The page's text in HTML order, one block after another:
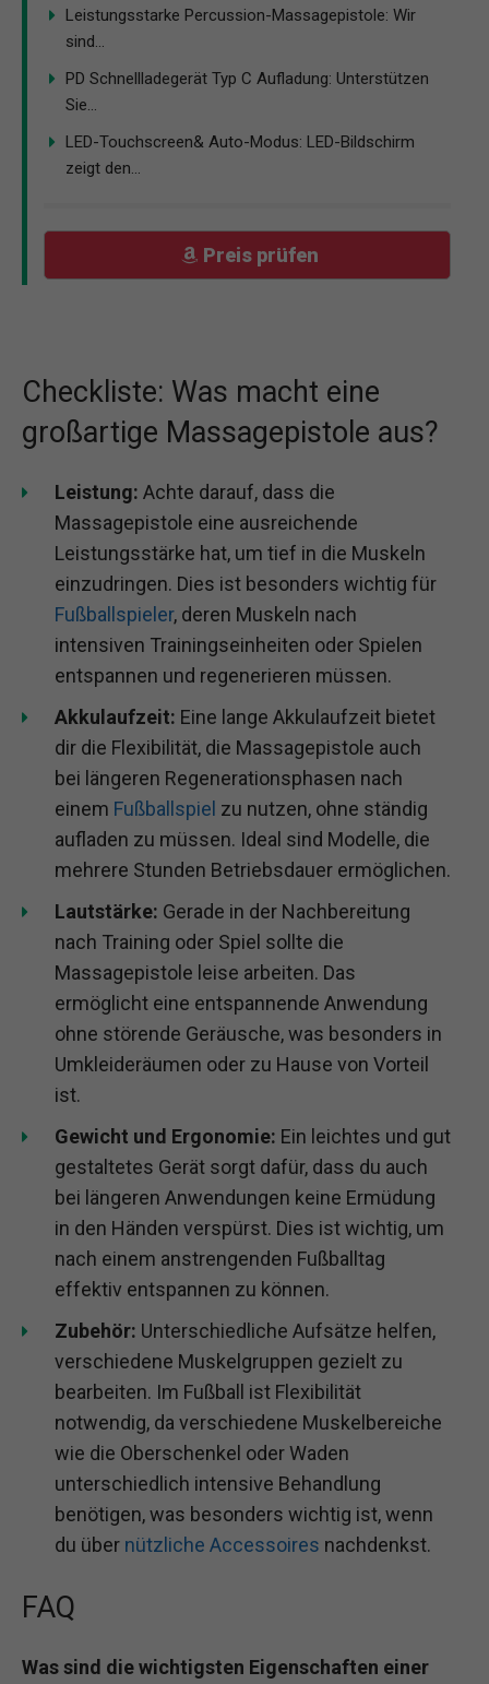
Leistungsstarke Percussion-Massagepistole: Wir
sind...
PD Schnellladegerät Typ C Aufladung: Unterstützen
Sie...
LED-Touchscreen& Auto-Modus: LED-Bildschirm
zeigt den...
Preis prüfen
Checkliste: Was macht eine
großartige Massagepistole aus?
Leistung: Achte darauf, dass die
Massagepistole eine ausreichende
Leistungsstärke hat, um tief in die Muskeln
einzudringen. Dies ist besonders wichtig für
Fußballspieler, deren Muskeln nach
intensiven Trainingseinheiten oder Spielen
entspannen und regenerieren müssen.
Akkulaufzeit: Eine lange Akkulaufzeit bietet
dir die Flexibilität, die Massagepistole auch
bei längeren Regenerationsphasen nach
einem Fußballspiel zu nutzen, ohne ständig
aufladen zu müssen. Ideal sind Modelle, die
mehrere Stunden Betriebsdauer ermöglichen.
Lautstärke: Gerade in der Nachbereitung
nach Training oder Spiel sollte die
Massagepistole leise arbeiten. Das
ermöglicht eine entspannende Anwendung
ohne störende Geräusche, was besonders in
Umkleideräumen oder zu Hause von Vorteil
ist.
Gewicht und Ergonomie: Ein leichtes und gut
gestaltetes Gerät sorgt dafür, dass du auch
bei längeren Anwendungen keine Ermüdung
in den Händen verspürst. Dies ist wichtig, um
nach einem anstrengenden Fußballtag
effektiv entspannen zu können.
Zubehör: Unterschiedliche Aufsätze helfen,
verschiedene Muskelgruppen gezielt zu
bearbeiten. Im Fußball ist Flexibilität
notwendig, da verschiedene Muskelbereiche
wie die Oberschenkel oder Waden
unterschiedlich intensive Behandlung
benötigen, was besonders wichtig ist, wenn
du über nützliche Accessoires nachdenkst.
FAQ
Was sind die wichtigsten Eigenschaften einer